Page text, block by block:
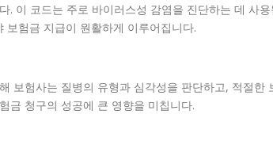
. 이 코드는 주로 바이러스성 감염을 진단하는 데 사
험금 지급이 원활하게 이루어집니다.
보험사는 질병의 유형과 심각성을 판단하고, 적절한
금 청구의 성공에 큰 영향을 미칩니다.